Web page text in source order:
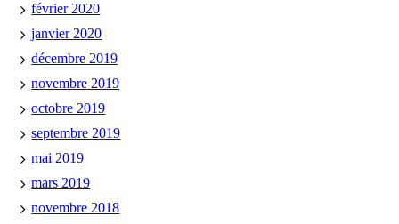
février 2020
janvier 2020
décembre 2019
novembre 2019
octobre 2019
septembre 2019
mai 2019
mars 2019
novembre 2018